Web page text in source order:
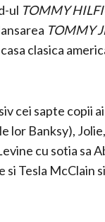
ul TOMMY
TOMMY
clasica
cei sapte copii
lor Banksy),
cu sotia sa
Tesla McClain